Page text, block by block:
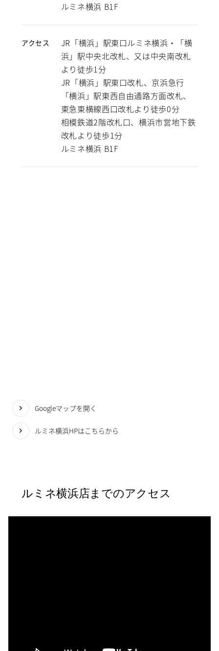
ルミネ横浜 B1F
アクセス
JR「横浜」駅東口ルミネ横浜・「横
浜」駅中央北改札、又は中央南改札
より徒歩1分
JR「横浜」駅東口改札、京浜急行
「横浜」駅東西自由通路方面改札、
東急東横線西口改札より徒歩0分
相模鉄道2階改札口、横浜市営地下鉄
改札より徒歩1分
ルミネ横浜 B1F
Googleマップを開く
ルミネ横浜HPはこちらから
ルミネ横浜店までのアクセス